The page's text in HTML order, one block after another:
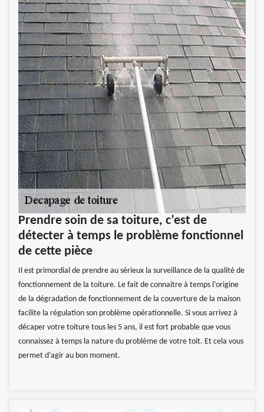
Prendre soin de sa toiture, c’est de
détecter à temps le problème fonctionnel
de cette pièce
Il est primordial de prendre au sérieux la surveillance de la qualité de
fonctionnement de la toiture. Le fait de connaitre à temps l’origine
de la dégradation de fonctionnement de la couverture de la maison
facilite la régulation son problème opérationnelle. Si vous arrivez à
décaper votre toiture tous les 5 ans, il est fort probable que vous
connaissez à temps la nature du problème de votre toit. Et cela vous
permet d’agir au bon moment.